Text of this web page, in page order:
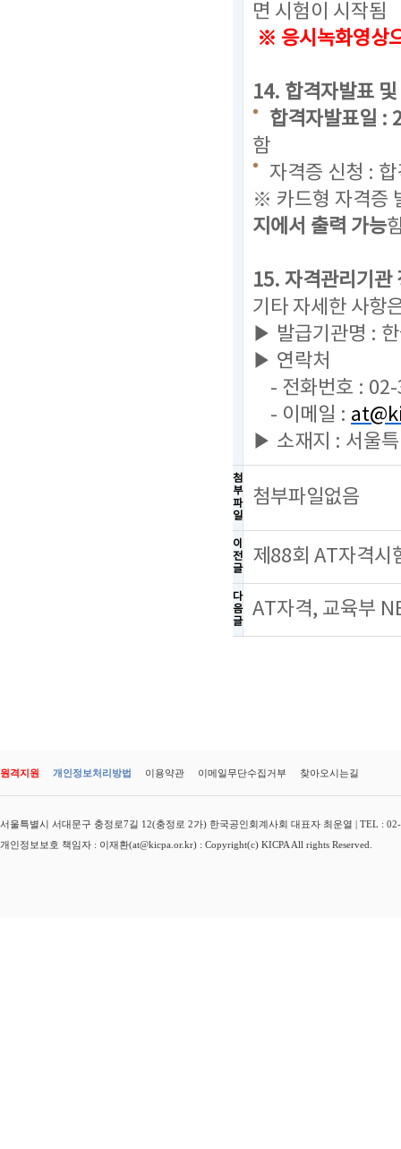
면 시험이 시작됨
※ 응시녹화영상
14. 합격자발표
합격자발표일 :
함
자격증 신청 :
※ 카드형 자격증
지에서 출력 가능
15. 자격관리기관
기타 자세한 사항
▶ 발급기관명 :
▶ 연락처
- 전화번호 :
- 이메일 :
▶ 소재지 : 서울
첨
부
파
일
첨부파일없음
이
전
글
제88회 AT자격시
다
음
글
AT자격, 교육부
원격지원 개인정보처리방법 이용약관 이메일무단수집거부 찾아오시는길
서울특별시 서대문구 충정로7길 12(충정로 2가) 한국공인회계사회 대표자 최운열 | TEL :
개인정보보호 책임자 : 이재환(at@kicpa.or.kr) : Copyright(c) KICPA All rights Reserved.